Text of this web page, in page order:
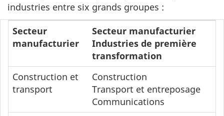
industries entre six grands groupes :
Secteur
manufacturier
Secteur manufacturier
Industries de première
transformation
Construction et
transport
Construction
Transport et entreposage
Communications